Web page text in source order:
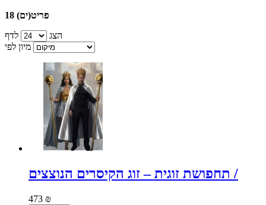
18 פריט(ים)
הצג
לדף
מיון לפי
תחפושת זוגית – זוג הקיסרים הנוצצים /
473 ₪